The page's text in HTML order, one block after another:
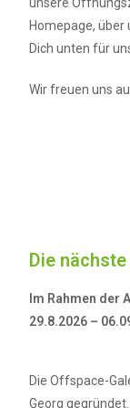
Homepage, über
Dich unten für
Wir freuen uns
Die
Im Rahmen der
29.8.2026 –
Die Offspace-
Georg